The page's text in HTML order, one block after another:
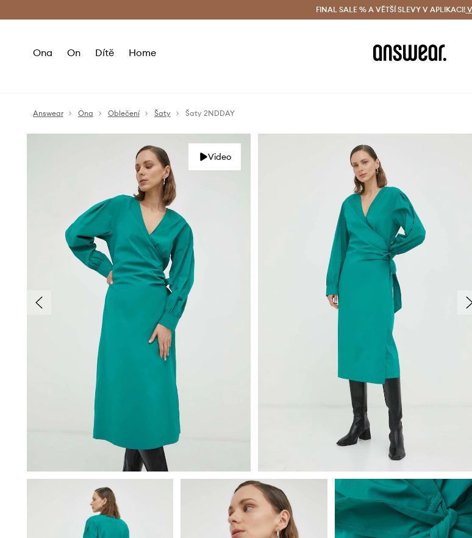
Doručení a vrácení zdarma (od 1800 Kč) Doručení i do 24 h
FINAL SALE % A VĚTŠÍ SLEVY V APLIKACI!
Ona On Dítě Home
Answear Ona Oblečení Šaty Šaty 2NDDAY
Video